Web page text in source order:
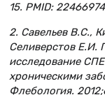
15. PMID:
2. Савельев В.С.,
Селиверстов Е.И.
исследование
хроническими
Флебология.